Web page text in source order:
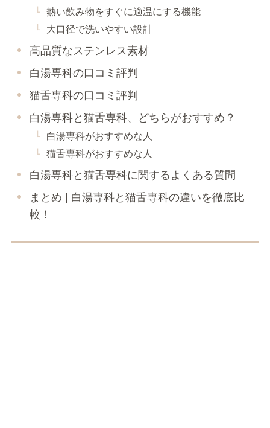
熱い飲み物をすぐに適温にする機能
大口径で洗いやすい設計
高品質なステンレス素材
白湯専科の口コミ評判
猫舌専科の口コミ評判
白湯専科と猫舌専科、どちらがおすすめ？
白湯専科がおすすめな人
猫舌専科がおすすめな人
白湯専科と猫舌専科に関するよくある質問
まとめ | 白湯専科と猫舌専科の違いを徹底比
較！